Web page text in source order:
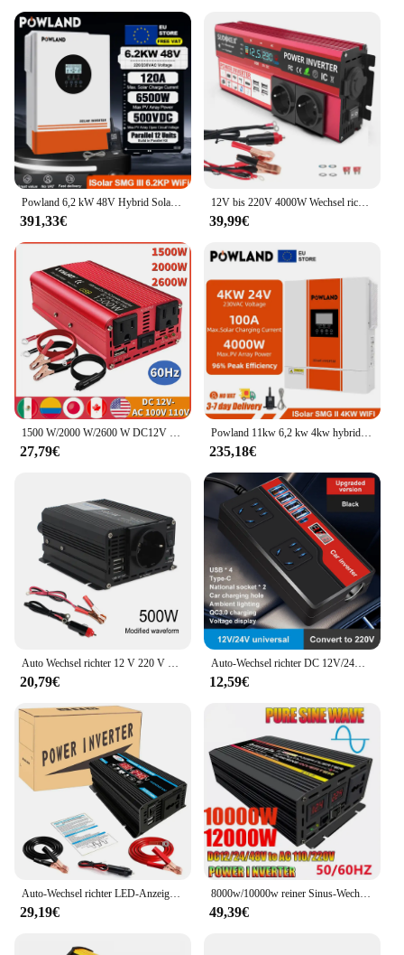
Powland 6,2 kW 48V Hybrid Solar Wechsel richter parallel 12 Einheiten eu Lager 230V netz unabhängig 120a mppt reiner Sinus Wechsel richter max pv 500vdc
391,33€
12V bis 220V 4000W Wechsel richter LCD-Display EU-Buchse Solar Wechsel richter Dual USB Schnell ladung für Telefon Laptops Auto
39,99€
1500 W/2000 W/2600 W DC12V zu AC110V Tragbare Auto Power Inverter Ladegerät Konverter Adapter UNS Buchse auto zubehör
27,79€
Powland 11kw 6,2 kw 4kw hybrid solar wechsel richter 48v 24v 230v mit max 160a 120a mppt laderegler pv max 500v unterstützung bms eu
235,18€
Auto Wechsel richter 12 V 220 V Leistung 500W/1500W/2000W/2600W/3000W Wandler EU-Buchse 12 Volt Auto Inversor12V V Transformator Solar
20,79€
Auto-Wechsel richter DC 12V/24V bis AC 220V Auto-Stromrichter 2000W mit 4 USB-Anschlüssen Buchse Digital anzeige Auto-Netzteile
12,59€
Auto-Wechsel richter LED-Anzeige 4000W 12V bis 220V/110V Konverter Ladegerät Adapter Mehrfach schutz Dual-USB-Spannungs wandler
29,19€
8000w/10000w reiner Sinus-Wechsel richter Spannungs wandler intelligente Digital anzeige Auto nach Hause Outdoor-DC12V-220V wandler
49,39€